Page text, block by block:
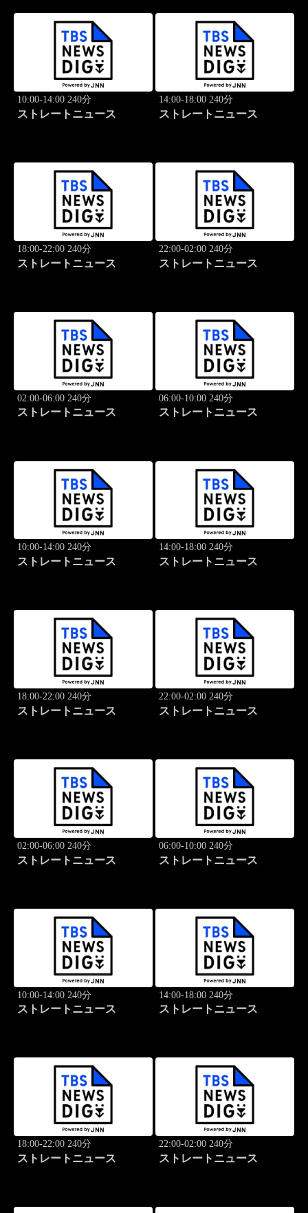
10:00-14:00 240分
ストレートニュース
14:00-18:00 240分
ストレートニュース
18:00-22:00 240分
ストレートニュース
22:00-02:00 240分
ストレートニュース
02:00-06:00 240分
ストレートニュース
06:00-10:00 240分
ストレートニュース
10:00-14:00 240分
ストレートニュース
14:00-18:00 240分
ストレートニュース
18:00-22:00 240分
ストレートニュース
22:00-02:00 240分
ストレートニュース
02:00-06:00 240分
ストレートニュース
06:00-10:00 240分
ストレートニュース
10:00-14:00 240分
ストレートニュース
14:00-18:00 240分
ストレートニュース
18:00-22:00 240分
ストレートニュース
22:00-02:00 240分
ストレートニュース